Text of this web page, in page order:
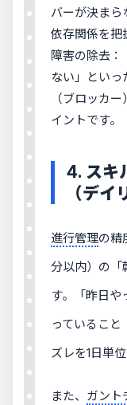
バーが決まら
依存関係を把
障害の除去：
ない」とい
（ブロッカ
イントです。
4. スキ
（デ
進行管理の精
分以内）の「
す。「昨日や
っていること
ズレを1日単
また、 ガント